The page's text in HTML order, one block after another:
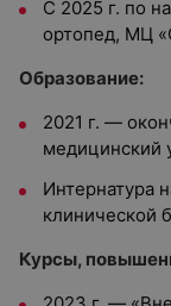
С 2025 г. по
ортопед, МЦ
Образование:
2021 г. —
медицинский
Интернатура
клинической
Курсы,